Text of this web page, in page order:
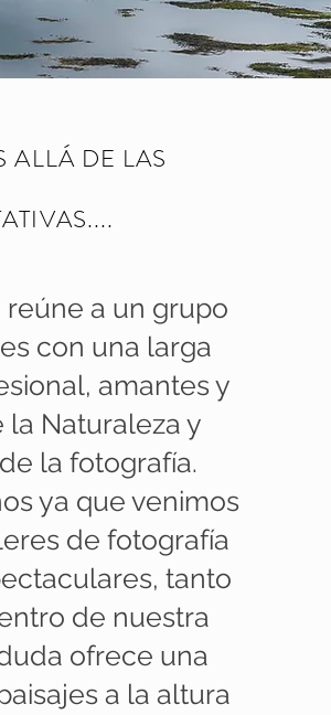
ALLÁ DE LAS
a un grupo
con una larga
amantes y
la Naturaleza y
la fotografía.
ya que venimos
de fotografía
tanto
de nuestra
ofrece una
a la altura